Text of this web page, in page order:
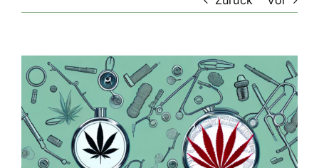
Zeige
grösseres
Bild